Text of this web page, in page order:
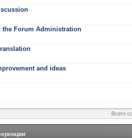
the Forum Administration
and ideas
Всего